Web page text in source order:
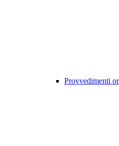
Provvedimenti